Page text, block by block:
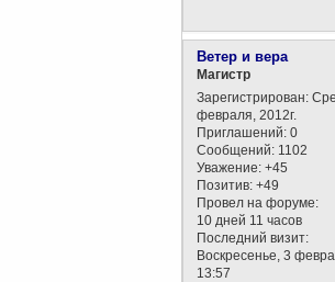
Ветер и вера
Магистр
Зарегистрирован:
февраля, 2012г.
Приглашений: 0
Сообщений: 1102
Уважение: +45
Позитив: +49
Провел на форуме:
10 дней 11 часов
Последний визит:
Воскресенье, 3
13:57